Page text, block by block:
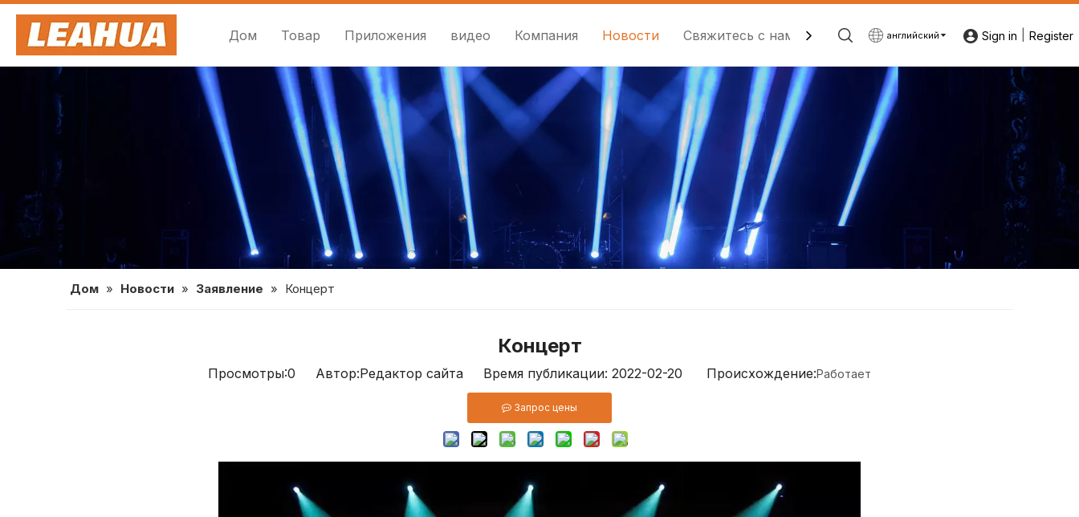
Дом Товар Приложения видео Компания Новости Свяжитесь с нами английский Sign in Register
Дом » Новости » Заявление » Концерт
Концерт
Просмотры:0 Автор:Pедактор сайта Время публикации: 2022-02-20 Происхождение:Работает
Запрос цены